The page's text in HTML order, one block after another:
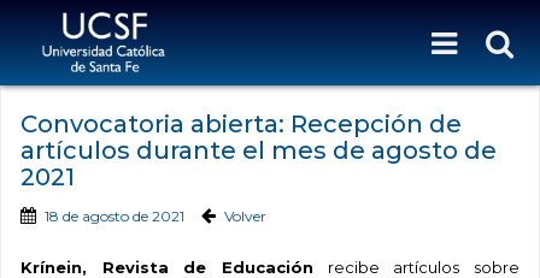
Convocatoria abierta: Recepción de
artículos durante el mes de agosto de
2021
18 de agosto de 2021 Volver
Krínein, Revista de Educación recibe artículos sobre